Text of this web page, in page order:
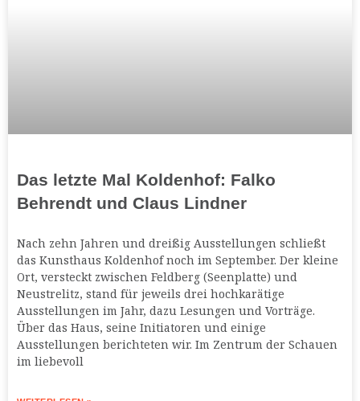
Das letzte Mal Koldenhof: Falko
Behrendt und Claus Lindner
Nach zehn Jahren und dreißig Ausstellungen schließt
das Kunsthaus Koldenhof noch im September. Der kleine
Ort, versteckt zwischen Feldberg (Seenplatte) und
Neustrelitz, stand für jeweils drei hochkarätige
Ausstellungen im Jahr, dazu Lesungen und Vorträge.
Über das Haus, seine Initiatoren und einige
Ausstellungen berichteten wir. Im Zentrum der Schauen
im liebevoll